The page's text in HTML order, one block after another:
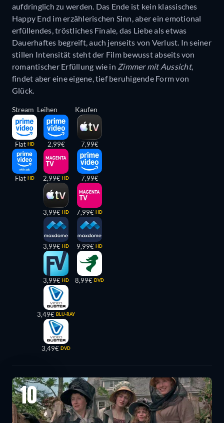
aufdringlich zu werden. Das Ende ist kein klassisches
Happy End im erzählerischen Sinn, aber ein emotional
erfüllendes, tröstliches Finale, das Liebe als etwas
Dauerhaftes begreift, auch jenseits von Verlust. In seiner
stillen Intensität steht der Film bewusst abseits von
romantischer Erfüllung wie in Zimmer mit Aussicht,
findet aber eine eigene, tief beruhigende Form von
Glück.
Stream
Flat HD
Flat HD
Leihen
2,99€
2,99€ HD
3,99€ HD
3,99€ HD
3,99€ HD
3,49€ BLU-RAY
3,49€ DVD
Kaufen
7,99€
7,99€
7,99€ HD
9,99€ HD
8,99€ DVD
10